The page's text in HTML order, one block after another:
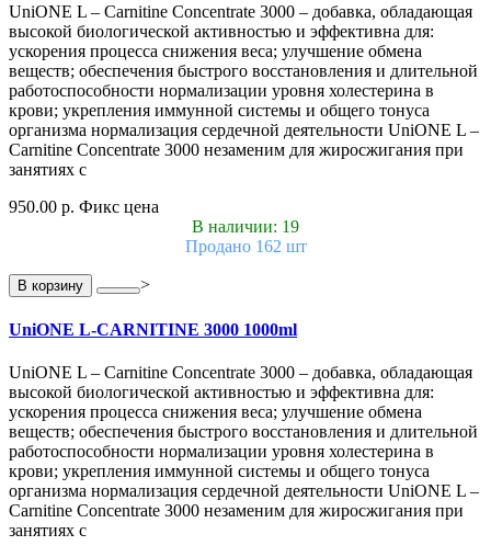
UniONE L – Carnitine Concentrate 3000 – добавка, обладающая
высокой биологической активностью и эффективна для:
ускорения процесса снижения веса; улучшение обмена
веществ; обеспечения быстрого восстановления и длительной
работоспособности нормализации уровня холестерина в
крови; укрепления иммунной системы и общего тонуса
организма нормализация сердечной деятельности UniONE L –
Carnitine Concentrate 3000 незаменим для жиросжигания при
занятиях с
950.00 р. Фикс цена
В наличии: 19
Продано 162 шт
В корзину >
UniONE L-CARNITINE 3000 1000ml
UniONE L – Carnitine Concentrate 3000 – добавка, обладающая
высокой биологической активностью и эффективна для:
ускорения процесса снижения веса; улучшение обмена
веществ; обеспечения быстрого восстановления и длительной
работоспособности нормализации уровня холестерина в
крови; укрепления иммунной системы и общего тонуса
организма нормализация сердечной деятельности UniONE L –
Carnitine Concentrate 3000 незаменим для жиросжигания при
занятиях с